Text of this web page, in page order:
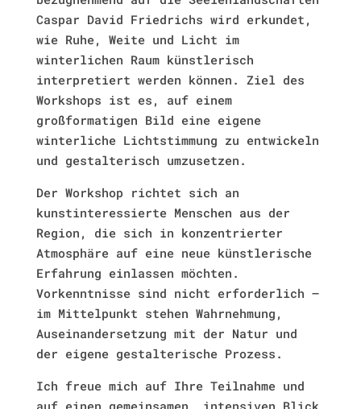
Caspar David Friedrichs wird erkundet,
wie Ruhe, Weite und Licht im
winterlichen Raum künstlerisch
interpretiert werden können. Ziel des
Workshops ist es, auf einem
großformatigen Bild eine eigene
winterliche Lichtstimmung zu entwickeln
und gestalterisch umzusetzen.
Der Workshop richtet sich an
kunstinteressierte Menschen aus der
Region, die sich in konzentrierter
Atmosphäre auf eine neue künstlerische
Erfahrung einlassen möchten.
Vorkenntnisse sind nicht erforderlich –
im Mittelpunkt stehen Wahrnehmung,
Auseinandersetzung mit der Natur und
der eigene gestalterische Prozess.
Ich freue mich auf Ihre Teilnahme und
auf einen gemeinsamen, intensiven Blick